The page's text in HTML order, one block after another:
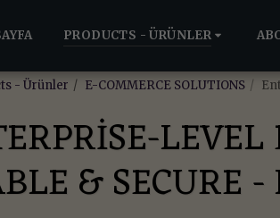
PRODUCTS - ÜRÜNLER
- Ürünler E-COMMERCE SOLUTIONS
& SECURE